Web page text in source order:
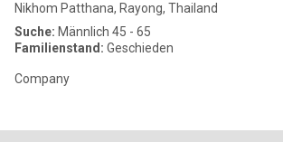
Nikhom Patthana, Rayong, Thailand
Suche: Männlich 45 - 65
Familienstand: Geschieden
Company